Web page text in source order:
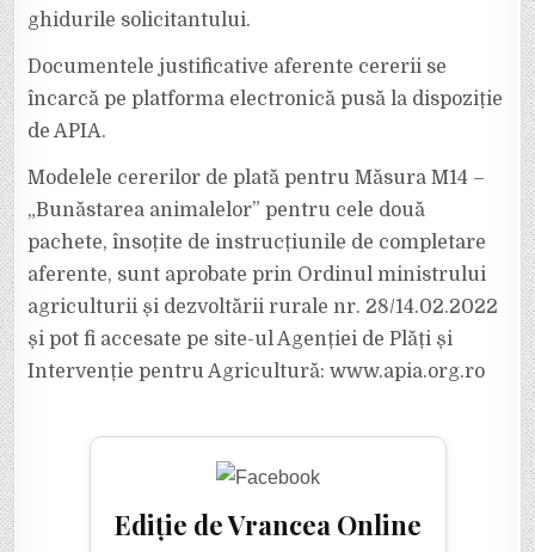
ghidurile solicitantului.
Documentele justificative aferente cererii se
încarcă pe platforma electronică pusă la dispoziție
de APIA.
Modelele cererilor de plată pentru Măsura M14 –
„Bunăstarea animalelor” pentru cele două
pachete, însoțite de instrucțiunile de completare
aferente, sunt aprobate prin Ordinul ministrului
agriculturii și dezvoltării rurale nr. 28/14.02.2022
și pot fi accesate pe site-ul Agenției de Plăți și
Intervenție pentru Agricultură: www.apia.org.ro
Ediție de Vrancea Online